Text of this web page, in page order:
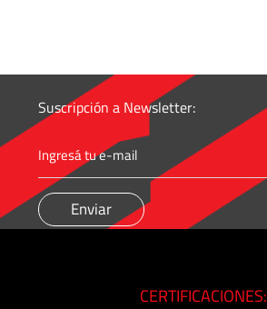
Suscripción a Newsletter:
CERTIFICACIONES: